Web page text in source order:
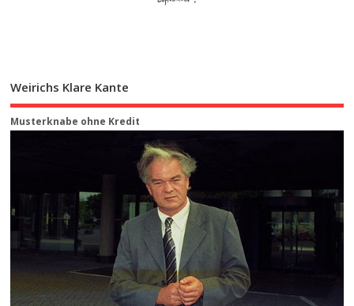
Weirichs Klare Kante
Musterknabe ohne Kredit